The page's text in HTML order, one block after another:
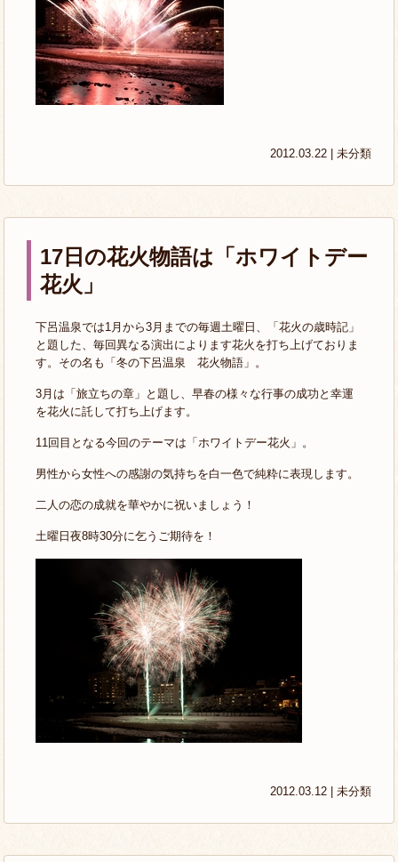
2012.03.22 | 未分類
17日の花火物語は「ホワイトデー
花火」
下呂温泉では1月から3月までの毎週土曜日、「花火の歳時記」
と題した、毎回異なる演出によります花火を打ち上げておりま
す。その名も「冬の下呂温泉 花火物語」。
3月は「旅立ちの章」と題し、早春の様々な行事の成功と幸運
を花火に託して打ち上げます。
11回目となる今回のテーマは「ホワイトデー花火」。
男性から女性への感謝の気持ちを白一色で純粋に表現します。
二人の恋の成就を華やかに祝いましょう！
土曜日夜8時30分に乞うご期待を！
2012.03.12 | 未分類